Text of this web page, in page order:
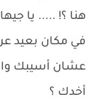
هنا ؟! ..... يا
في مكان بعيد
عشان أسيبك
أخدك ؟